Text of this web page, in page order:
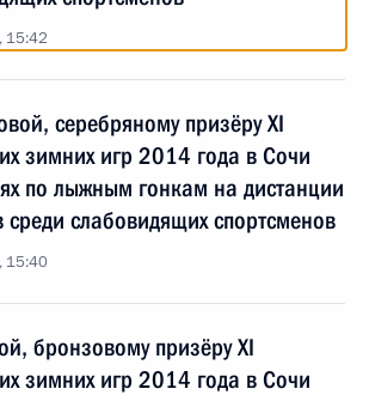
15:42
серебряному призёру XI
зимних игр 2014 года в Сочи
по лыжным гонкам на дистанции
слабовидящих спортсменов
15:40
бронзовому призёру XI
зимних игр 2014 года в Сочи